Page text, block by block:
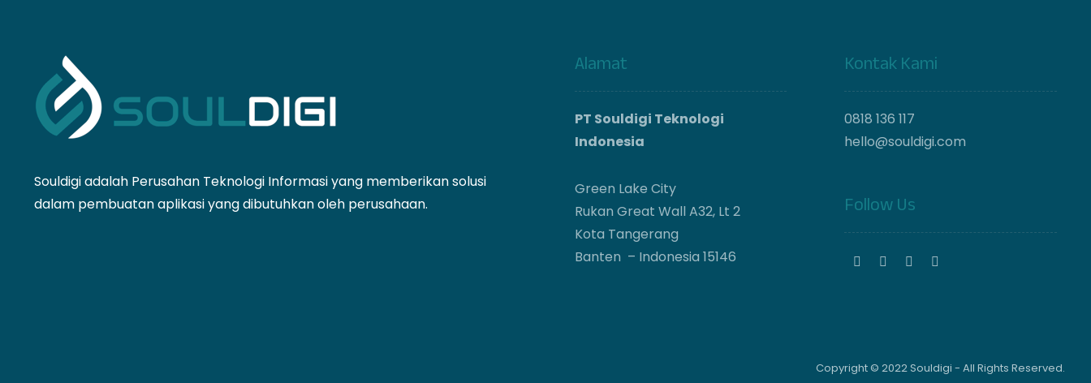
Souldigi adalah Perusahan Teknologi Informasi yang memberikan solusi
dalam pembuatan aplikasi yang dibutuhkan oleh perusahaan.
Alamat
PT Souldigi Teknologi
Indonesia
Green Lake City
Rukan Great Wall A32, Lt 2
Kota Tangerang
Banten – Indonesia 15146
Kontak Kami
0818 136 117
hello@souldigi.com
Follow Us
Copyright © 2022 Souldigi - All Rights Reserved.